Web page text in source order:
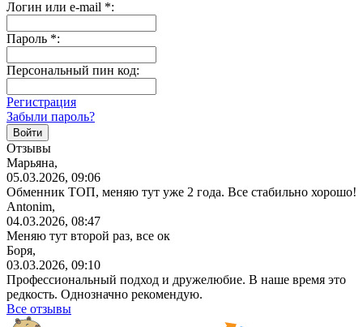
Логин или e-mail *:
Пароль *:
Персональный пин код:
Регистрация
Забыли пароль?
Отзывы
Марьяна,
05.03.2026, 09:06
Обменник ТОП, меняю тут уже 2 года. Все стабильно хорошо!
Antonim,
04.03.2026, 08:47
Меняю тут второй раз, все ок
Боря,
03.03.2026, 09:10
Профессиональный подход и дружелюбие. В наше время это
редкость. Однозначно рекомендую.
Все отзывы